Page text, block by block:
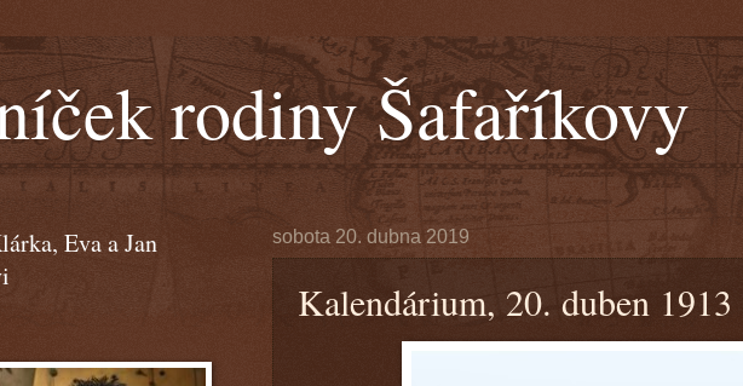
rodiny Šafaříkovy
sobota 20. dubna 2019
Kalendárium, 20. duben 1913
Eva a Jan